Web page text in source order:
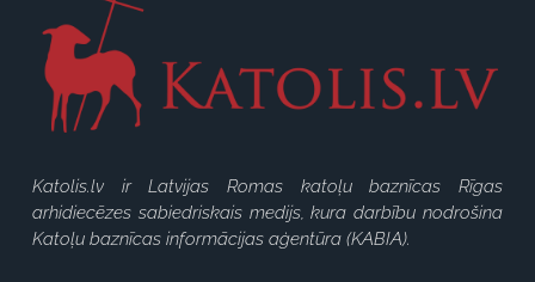
Katolis.lv ir Latvijas Romas katoļu baznīcas Rīgas
arhidiecēzes sabiedriskais medijs, kura darbību nodrošina
Katoļu baznīcas informācijas aģentūra (KABIA).